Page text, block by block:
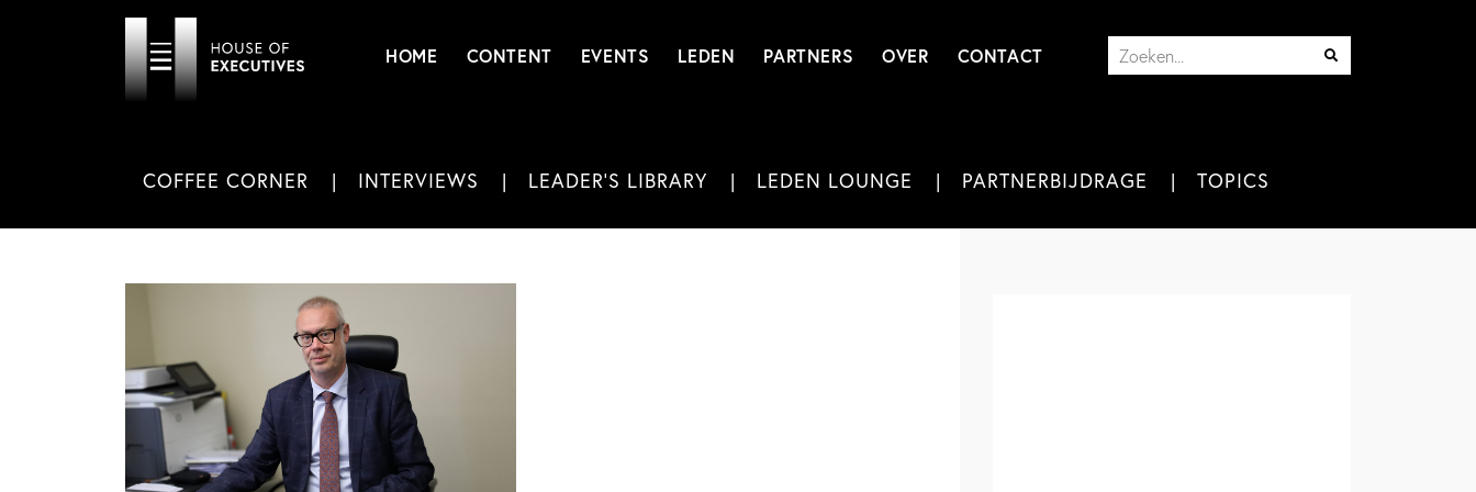
HOME CONTENT EVENTS LEDEN PARTNERS OVER CONTACT
COFFEE CORNER INTERVIEWS LEADER'S LIBRARY LEDEN LOUNGE PARTNERBIJDRAGE TOPICS